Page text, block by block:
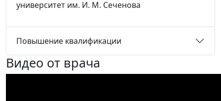
университет им. И. М. Сеченова
Повышение квалификации
Видео от врача